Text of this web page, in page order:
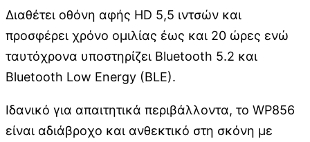
Διαθέτει οθόνη αφής HD 5,5 ιντσών και
προσφέρει χρόνο ομιλίας έως και 20 ώρες ενώ
ταυτόχρονα υποστηρίζει Bluetooth 5.2 και
Bluetooth Low Energy (BLE).
Ιδανικό για απαιτητικά περιβάλλοντα, το WP856
είναι αδιάβροχο και ανθεκτικό στη σκόνη με